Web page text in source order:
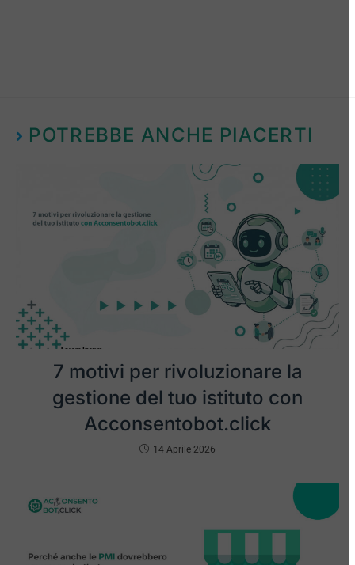
POTREBBE ANCHE PIACERTI
7 motivi per rivoluzionare la
gestione del tuo istituto con
Acconsentobot.click
14 Aprile 2026